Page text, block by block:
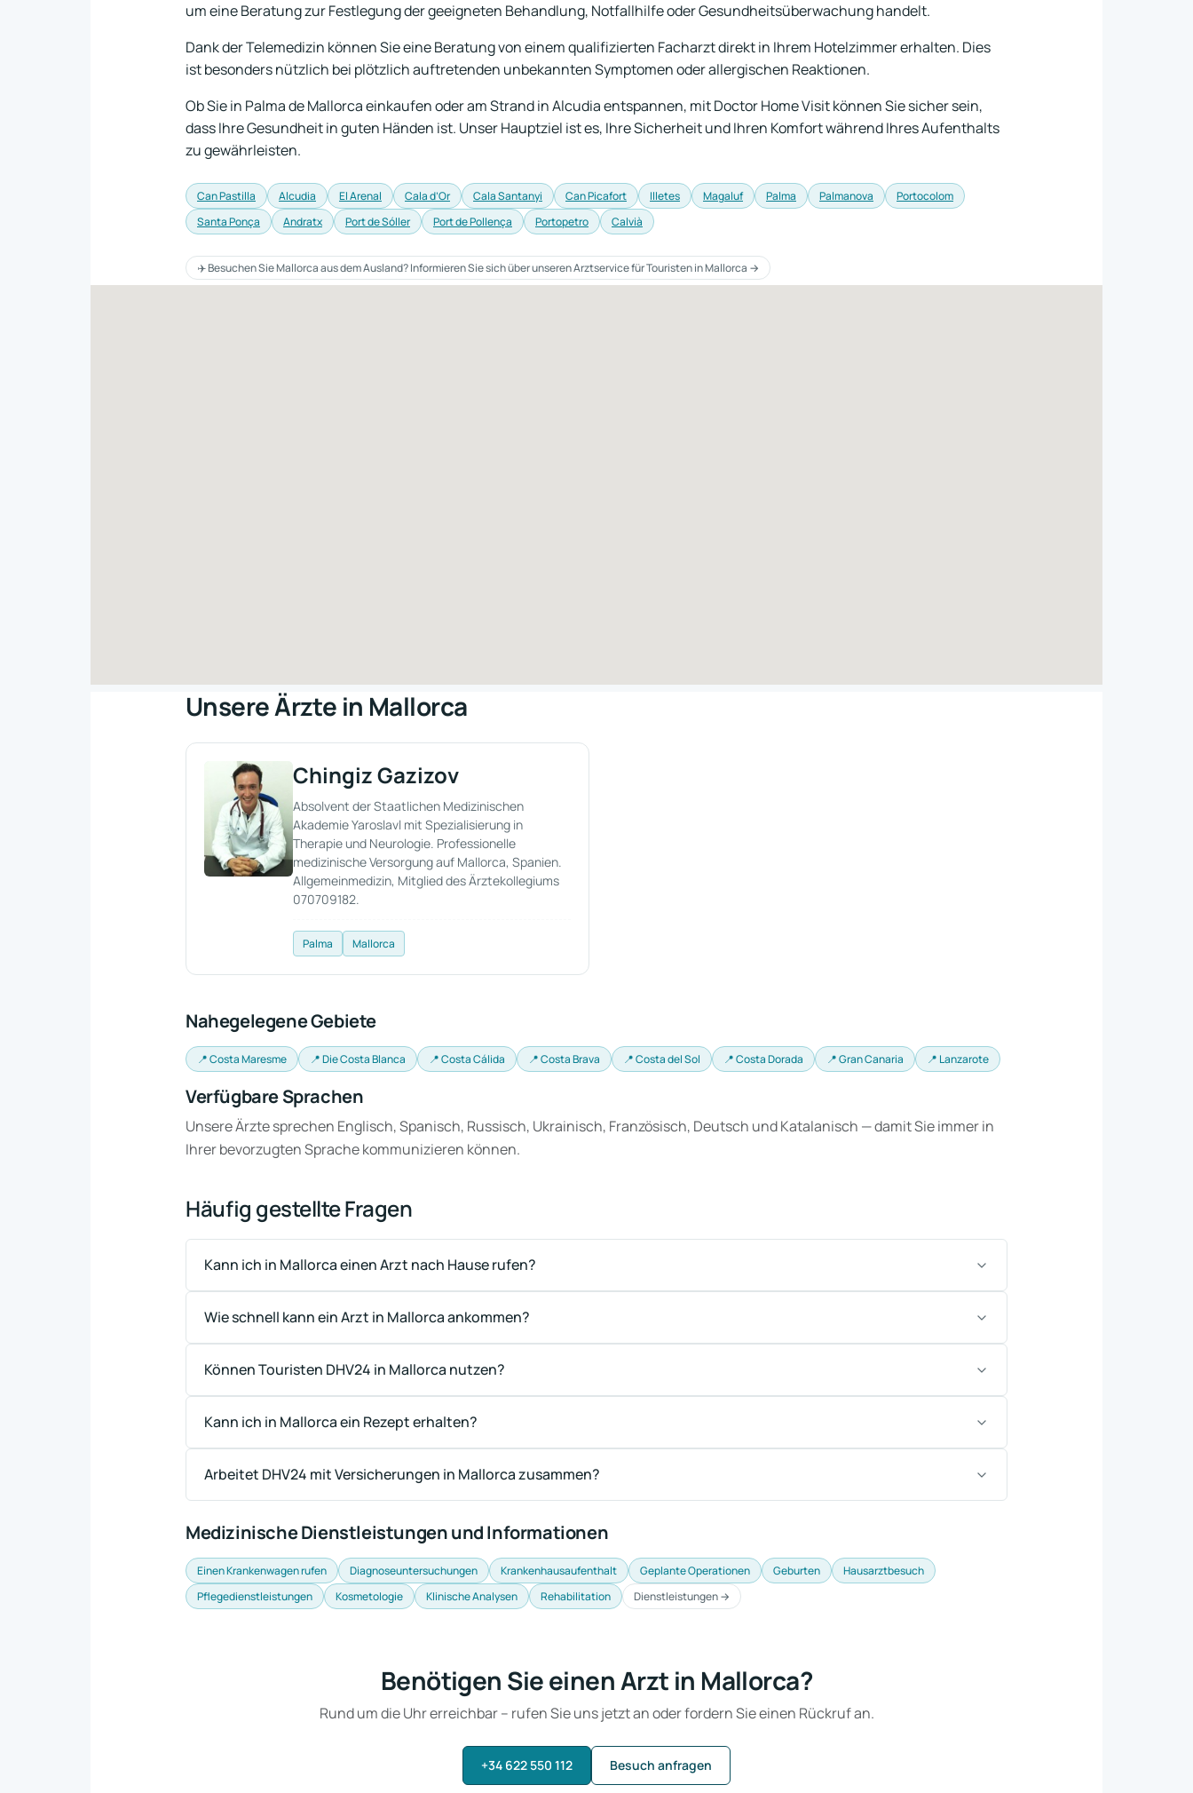
um eine Beratung zur Festlegung der geeigneten Behandlung, Notfallhilfe oder Gesundheitsüberwachung handelt.
Dank der Telemedizin können Sie eine Beratung von einem qualifizierten Facharzt direkt in Ihrem Hotelzimmer erhalten. Dies
ist besonders nützlich bei plötzlich auftretenden unbekannten Symptomen oder allergischen Reaktionen.
Ob Sie in Palma de Mallorca einkaufen oder am Strand in Alcudia entspannen, mit Doctor Home Visit können Sie sicher sein,
dass Ihre Gesundheit in guten Händen ist. Unser Hauptziel ist es, Ihre Sicherheit und Ihren Komfort während Ihres Aufenthalts
zu gewährleisten.
Can Pastilla Alcudia El Arenal Cala d’Or Cala Santanyi Can Picafort Illetes Magaluf Palma Palmanova
Portocolom
Santa Ponça
Andratx Port de Sóller Port de Pollença Portopetro Calvià
✈️ Besuchen Sie Mallorca aus dem Ausland? Informieren Sie sich über unseren Arztservice für Touristen in Mallorca →
Unsere Ärzte in Mallorca
Chingiz Gazizov
Absolvent der Staatlichen Medizinischen
Akademie Yaroslavl mit Spezialisierung in
Therapie und Neurologie. Professionelle
medizinische Versorgung auf Mallorca, Spanien.
Allgemeinmedizin, Mitglied des Ärztekollegiums
070709182.
Palma Mallorca
Nahegelegene Gebiete
📍 Costa Maresme 📍 Die Costa Blanca 📍 Costa Cálida 📍 Costa Brava 📍 Costa del Sol 📍 Costa Dorada 📍 Gran Canaria 📍 Lanzarote
Verfügbare Sprachen
Unsere Ärzte sprechen Englisch, Spanisch, Russisch, Ukrainisch, Französisch, Deutsch und Katalanisch — damit Sie immer in
Ihrer bevorzugten Sprache kommunizieren können.
Häufig gestellte Fragen
Kann ich in Mallorca einen Arzt nach Hause rufen?
Wie schnell kann ein Arzt in Mallorca ankommen?
Können Touristen DHV24 in Mallorca nutzen?
Kann ich in Mallorca ein Rezept erhalten?
Arbeitet DHV24 mit Versicherungen in Mallorca zusammen?
Medizinische Dienstleistungen und Informationen
Einen Krankenwagen rufen Diagnoseuntersuchungen Krankenhausaufenthalt Geplante Operationen Geburten
Hausarztbesuch
Pflegedienstleistungen
Kosmetologie Klinische Analysen Rehabilitation Dienstleistungen →
Benötigen Sie einen Arzt in Mallorca?
Rund um die Uhr erreichbar – rufen Sie uns jetzt an oder fordern Sie einen Rückruf an.
+34 622 550 112 Besuch anfragen